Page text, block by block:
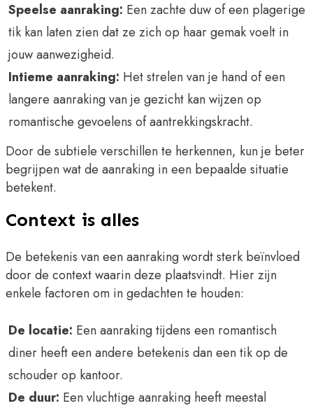
Speelse aanraking: Een zachte duw of een plagerige
tik kan laten zien dat ze zich op haar gemak voelt in
jouw aanwezigheid.
Intieme aanraking: Het strelen van je hand of een
langere aanraking van je gezicht kan wijzen op
romantische gevoelens of aantrekkingskracht.
Door de subtiele verschillen te herkennen, kun je beter
begrijpen wat de aanraking in een bepaalde situatie
betekent.
Context is alles
De betekenis van een aanraking wordt sterk beïnvloed
door de context waarin deze plaatsvindt. Hier zijn
enkele factoren om in gedachten te houden:
De locatie: Een aanraking tijdens een romantisch
diner heeft een andere betekenis dan een tik op de
schouder op kantoor.
De duur: Een vluchtige aanraking heeft meestal